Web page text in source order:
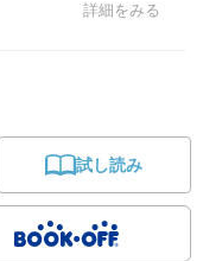
３分の１は国の借
ｐ１０４）
詳細をみる
試し読み